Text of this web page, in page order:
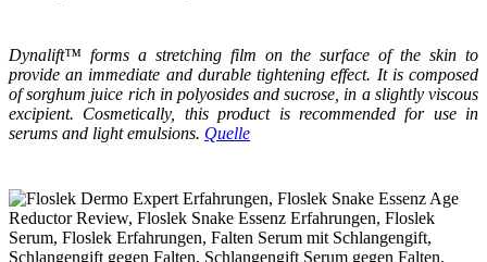
Dynalift™ forms a stretching film on the surface of the skin to
provide an immediate and durable tightening effect. It is composed
of sorghum juice rich in polyosides and sucrose, in a slightly viscous
excipient. Cosmetically, this product is recommended for use in
serums and light emulsions. Quelle